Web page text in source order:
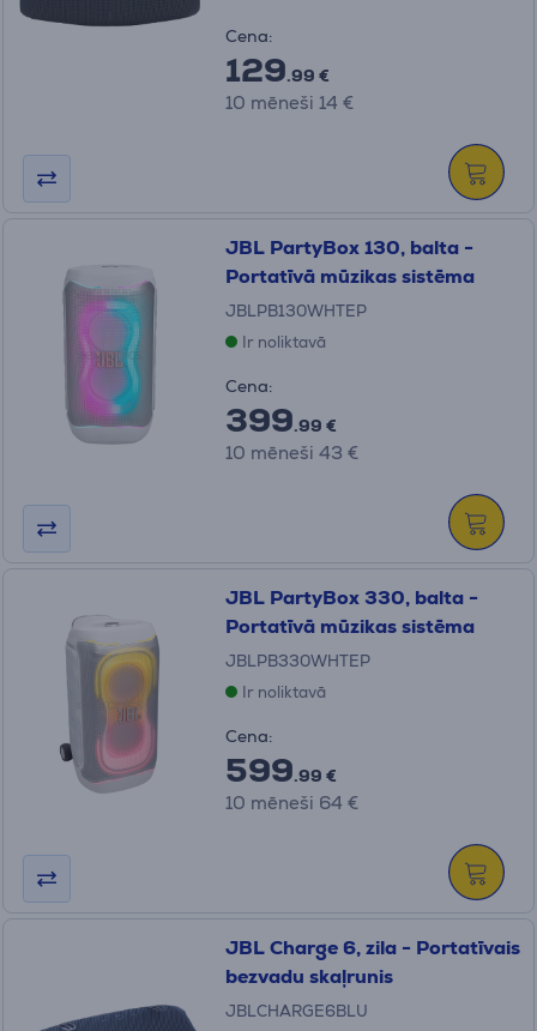
Cena:
129.99 €
10 mēneši 14 €
JBL PartyBox 130, balta -
Portatīvā mūzikas sistēma
JBLPB130WHTEP
Ir noliktavā
Cena:
399.99 €
10 mēneši 43 €
JBL PartyBox 330, balta -
Portatīvā mūzikas sistēma
JBLPB330WHTEP
Ir noliktavā
Cena:
599.99 €
10 mēneši 64 €
JBL Charge 6, zila - Portatīvais
bezvadu skaļrunis
JBLCHARGE6BLU